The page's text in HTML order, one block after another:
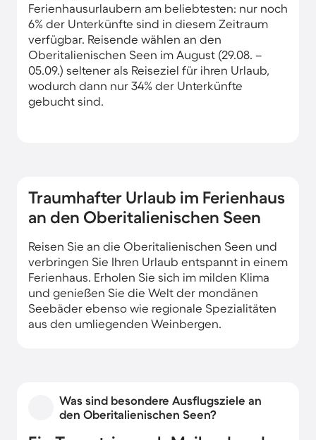
Ferienhausurlaubern am beliebtesten: nur noch
6% der Unterkünfte sind in diesem Zeitraum
verfügbar. Reisende wählen an den
Oberitalienischen Seen im August (29.08. –
05.09.) seltener als Reiseziel für ihren Urlaub,
wodurch dann nur 34% der Unterkünfte
gebucht sind.
Traumhafter Urlaub im Ferienhaus
an den Oberitalienischen Seen
Reisen Sie an die Oberitalienischen Seen und
verbringen Sie Ihren Urlaub entspannt in einem
Ferienhaus. Erholen Sie sich im milden Klima
und genießen Sie die Welt der mondänen
Seebäder ebenso wie regionale Spezialitäten
aus den umliegenden Weinbergen.
Was sind besondere Ausflugsziele an
den Oberitalienischen Seen?